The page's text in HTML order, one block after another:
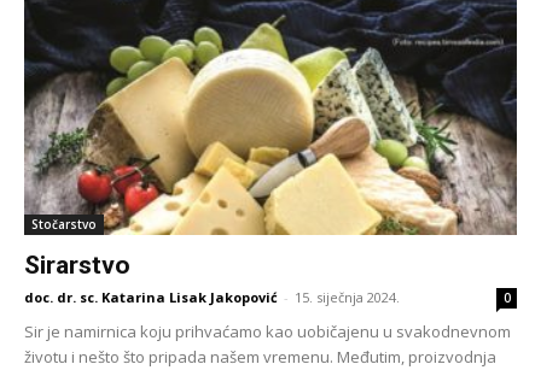
Stočarstvo
Sirarstvo
doc. dr. sc. Katarina Lisak Jakopović - 15. siječnja 2024. 0
Sir je namirnica koju prihvaćamo kao uobičajenu u svakodnevnom
životu i nešto što pripada našem vremenu. Međutim, proizvodnja